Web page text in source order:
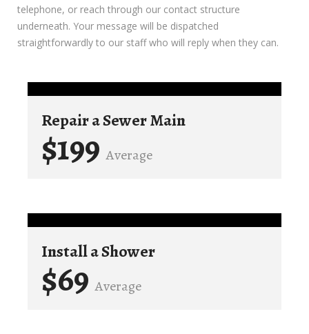
telephone, or reach through our contact structure
underneath. Your message will be dispatched
straightforwardly to our staff who will reply when they can.
Repair a Sewer Main
$199Average
Install a Shower
$69Average